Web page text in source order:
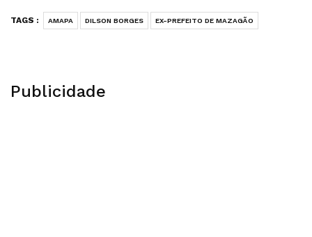
TAGS : AMAPA DILSON BORGES EX-PREFEITO DE MAZAGÃO
Publicidade